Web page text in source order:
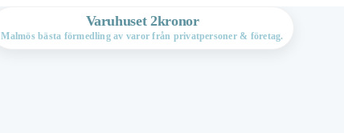
Varuhuset 2kronor
Malmös bästa förmedling av varor från privatpersoner & företag.